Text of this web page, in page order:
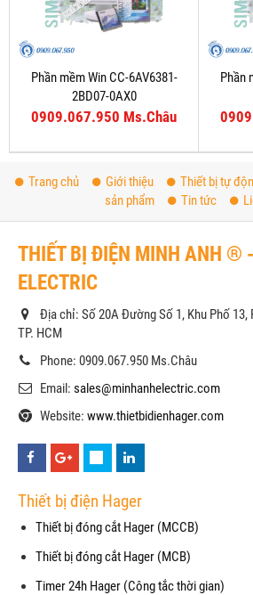
Phần mềm Win CC-6AV6381-
2BD07-0AX0
0909.067.950 Ms.Châu
Phần
Trang chủ Giới thiệu Thiết bị tự
sản phẩm
Tin tức
THIẾT BỊ ĐIỆN MINH ANH ®
ELECTRIC
Địa chỉ: Số 20A Đường Số 1, Khu Phố 13,
TP. HCM
Phone: 0909.067.950 Ms.Châu
Email: sales@minhanhelectric.com
Website: www.thietbidienhager.com
Thiết bị điện Hager
Thiết bị đóng cắt Hager (MCCB)
Thiết bị đóng cắt Hager (MCB)
Timer 24h Hager (Công tắc thời gian)